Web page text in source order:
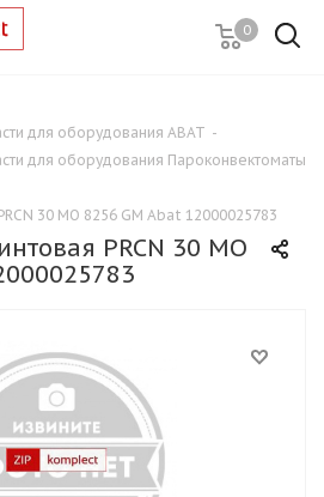
0
для оборудования ABAT -
для оборудования Пароконвектоматы
30 MO 8256 GM Abat 12000025783
PRCN 30 MO